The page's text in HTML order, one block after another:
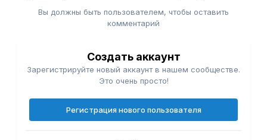
Вы должны быть пользователем, чтобы оставить
комментарий
Создать аккаунт
Зарегистрируйте новый аккаунт в нашем сообществе.
Это очень просто!
Регистрация нового пользователя